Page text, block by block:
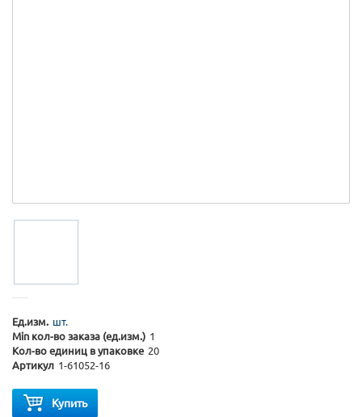
Ед.изм. шт.
Min кол-во заказа (ед.изм.) 1
Кол-во единиц в упаковке 20
Артикул 1-61052-16
Купить